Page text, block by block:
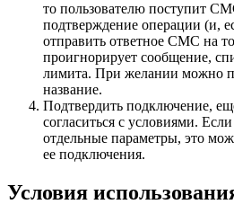
то пользователю поступит
подтверждение операции (и,
отправить ответное СМС на
проигнорирует сообщение,
лимита. При желании можно
название.
Подтвердить подключение,
согласиться с условиями.
отдельные параметры, это
ее подключения.
Условия